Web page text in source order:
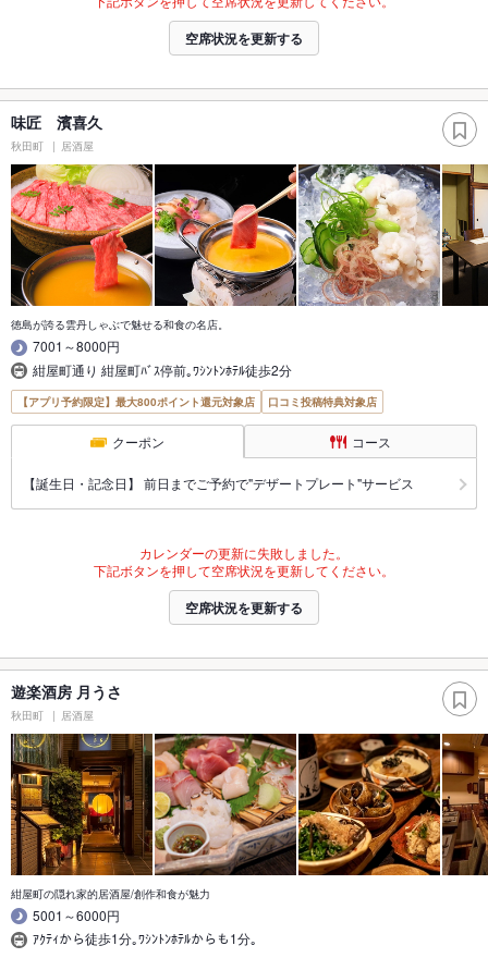
空席状況を更新する
味匠 濱喜久
秋田町 居酒屋
徳島が誇る雲丹しゃぶで魅せる和食の名店。
7001～8000円
紺屋町通り 紺屋町ﾊﾞｽ停前｡ﾜｼﾝﾄﾝﾎﾃﾙ徒歩2分
【アプリ予約限定】最大800ポイント還元対象店 口コミ投稿特典対象店
クーポン コース
【誕生日・記念日】 前日までご予約で"デザートプレート"サービス
カレンダーの更新に失敗しました。
下記ボタンを押して空席状況を更新してください。
空席状況を更新する
遊楽酒房 月うさ
秋田町 居酒屋
紺屋町の隠れ家的居酒屋/創作和食が魅力
5001～6000円
ｱｸﾃｨから徒歩1分｡ﾜｼﾝﾄﾝﾎﾃﾙからも1分｡